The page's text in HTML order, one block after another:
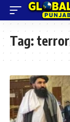
Tag: